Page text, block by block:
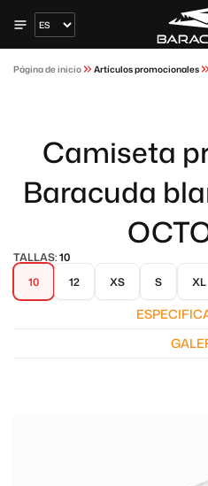
Página de inicio Artículos promocionales
Camiseta
Baracuda
TALLAS:10
10
12 XS S XL